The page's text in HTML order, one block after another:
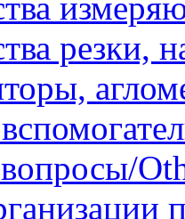
резки,